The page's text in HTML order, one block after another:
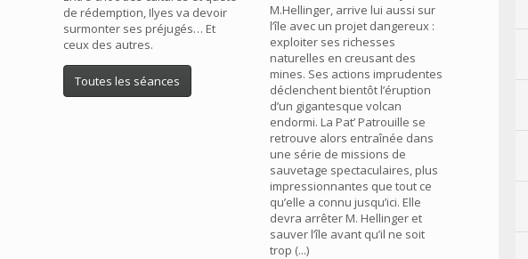
de rédemption, Ilyes va devoir
surmonter ses préjugés… Et
ceux des autres.
Toutes les séances
M.Hellinger, arrive lui aussi sur
l’île avec un projet dangereux :
exploiter ses richesses
naturelles en creusant des
mines. Ses actions imprudentes
déclenchent bientôt l’éruption
d’un gigantesque volcan
endormi. La Pat’ Patrouille se
retrouve alors entraînée dans
une série de missions de
sauvetage spectaculaires, plus
impressionnantes que tout ce
qu’elle a connu jusqu’ici. Elle
devra arrêter M. Hellinger et
sauver l’île avant qu’il ne soit
trop (...)